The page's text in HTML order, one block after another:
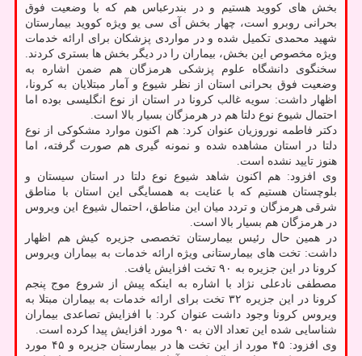
بخش های کووید هستیم و در بندرعباس هم که با وضعیت فوق
بحرانی روبرو است، چهار بخش آی سی یو ویژه کووید بیمارستان
شهید محمدی تکمیل شده و در مواردی پزشکان برای ارائه خدمات
ویژه مخصوص این بخش، بیماران را در دیگر بخش ها بستری کردند.
سخنگوی دانشگاه علوم پزشکی هرمزگان هم ضمن اشاره به
وضعیت فوق بحرانی استان از نظر شیوع و آمار مبتلایان به کرونا،
اظهار داشت: سویه غالب کرونا در استان از نوع انگلیسی بوده اما
احتمال شیوع نوع دلتا هم در هرمزگان بسیار بالا است.
دکتر فاطمه نوروزیان عنوان کرد: هم اکنون موارد مشکوکی از نوع
دلتا در استان مشاهده شده و نمونه گیری هم صورت گرفته، اما
هنوز تایید نشده است.
وی افزود: هم اکنون شاهد شیوع نوع دلتا در استان سیستان و
بلوچستان هستیم که با عنایت به همسایگی این استان با مناطق
شرقی هرمزگان و تردد میان این مناطق، احتمال شیوع این ویروس
در هرمزگان هم بسیار بالا است.
در همین حال رئیس بیمارستان تخصصی جزیره کیش هم اظهار
داشت: تخت های بیمارستانی ویژه ارائه خدمات به بیماران ویروس
کرونا در این جزیره به ۹۰ تخت افزایش یافت.
مصطفی نادعلی نژاد با اشاره به اینکه پیش از شروع موج پنجم
کرونا در این جزیره ۳۲ تخت برای ارائه خدمات به بیماران مبتلا به
ویروس کرونا وجود داشت عنوان کرد: با افزایش تصاعدی بیماران
شناسایی شده این تعداد الان به ۹۰ مورد افزایش پیدا کرده است.
وی افزود: ۴۵ مورد از این تخت ها در بیمارستان جزیره و ۴۵ مورد